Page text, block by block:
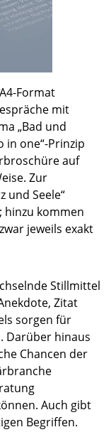
Format
mit
„Bad und
in one“-Prinzip
auf
Zur
und Seele“
hinzu kommen
jeweils exakt
Stillmittel
Zitat
sorgen für
Darüber hinaus
Chancen der
Auch gibt
Begriffen.